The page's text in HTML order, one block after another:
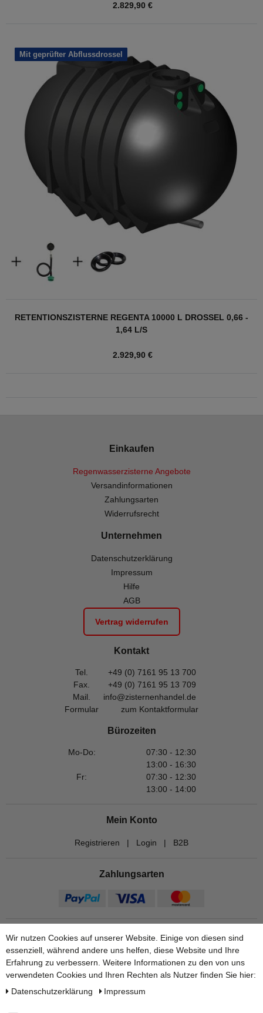
2.829,90 €
Mit geprüfter Abflussdrossel
RETENTIONSZISTERNE REGENTA 10000 L DROSSEL 0,66 -
1,64 L/S
2.929,90 €
Einkaufen
Regenwasserzisterne Angebote
Versandinformationen
Zahlungsarten
Widerrufsrecht
Unternehmen
Datenschutzerklärung
Impressum
Hilfe
AGB
Vertrag widerrufen
Kontakt
Tel.
+49 (0) 7161 95 13 700
Fax.
+49 (0) 7161 95 13 709
Mail.
info@zisternenhandel.de
Formular
zum Kontaktformular
Bürozeiten
Mo-Do:
07:30 - 12:30
13:00 - 16:30
Fr:
07:30 - 12:30
13:00 - 14:00
Mein Konto
Registrieren | Login | B2B
Zahlungsarten
Versandarten
Wir nutzen Cookies auf unserer Website. Einige von diesen sind
essenziell, während andere uns helfen, diese Website und Ihre
Erfahrung zu verbessern. Weitere Informationen zu den von uns
verwendeten Cookies und Ihren Rechten als Nutzer finden Sie hier:
Daten­schutz­erklärung
Impressum